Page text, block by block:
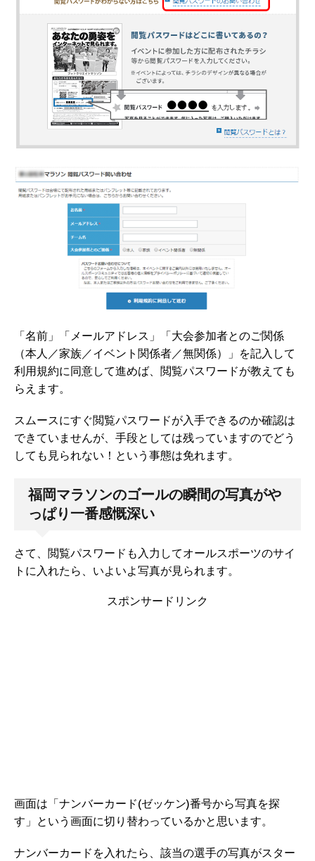
「名前」「メールアドレス」「大会参加者とのご関係
（本人／家族／イベント関係者／無関係）」を記入して
利用規約に同意して進めば、閲覧パスワードが教えても
らえます。
スムースにすぐ閲覧パスワードが入手できるのか確認は
できていませんが、手段としては残っていますのでどう
しても見られない！という事態は免れます。
福岡マラソンのゴールの瞬間の写真がや
っぱり一番感慨深い
さて、閲覧パスワードも入力してオールスポーツのサイ
トに入れたら、いよいよ写真が見られます。
スポンサードリンク
画面は「ナンバーカード(ゼッケン)番号から写真を探
す」という画面に切り替わっているかと思います。
ナンバーカードを入れたら、該当の選手の写真がスター